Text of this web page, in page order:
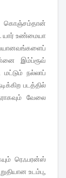
யார் உண்மையா
இம்ப்ரூவ்
நல்லாப்
படத்தில்
வேலை
ரெஃபரன்ஸ்
உடம்பு,